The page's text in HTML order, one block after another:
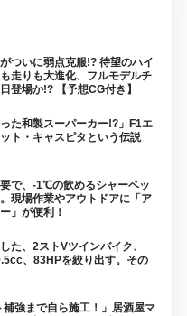
ついに弱点克服!? 待望のハイ
走りも大進化、フルモデルチ
登場か!? 【予想CG付き】
った和製スーパーカー!?」F1エ
ト・キャスピタという伝説
で、-1℃の飲めるシャーベッ
現場作業やアウトドアに「ア
」が便利！
た、2ストVツインバイク、
、83HPを絞り出す。その
補強まで自ら施工！」居酒屋マ